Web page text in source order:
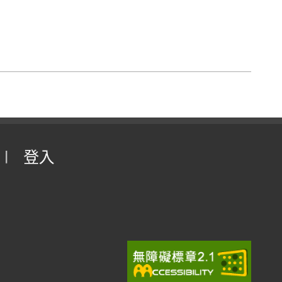
登入